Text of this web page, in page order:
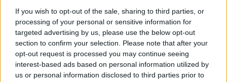
If you wish to opt-out of the sale, sharing to third parties, or
processing of your personal or sensitive information for
targeted advertising by us, please use the below opt-out
section to confirm your selection. Please note that after your
opt-out request is processed you may continue seeing
interest-based ads based on personal information utilized by
us or personal information disclosed to third parties prior to
νέες τεχνολογίες και χτίζουν ισχυρές διαλειτουργικές σχέσεις είναι
σε θέση να διαμορφώσουν όχι μόνο τη φήμη της εταιρείας τους,
αλλά και το μέλλον της.
* Η Seleana Wright είναι κορυφαία σύμβουλος επικοινωνίας
ΔΙΑΒΑΣΤΕ ΑΚΟΜΗ